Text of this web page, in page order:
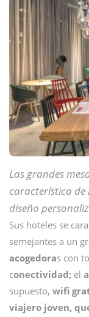
Las grandes
característica de
diseño
Sus hoteles se
semejantes a un
acogedoras con
conectividad; el
supuesto, wifi
viajero joven,